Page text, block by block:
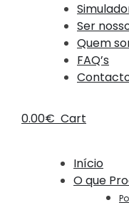
Ser
Quem
FAQ’s
0.00€ Cart
Início
O que